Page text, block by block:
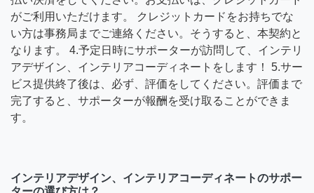
がご利用いただけます。 クレジットカードをお持ちでな
い方は事務局までご連絡ください。そうすると、本契約と
なります。 4.予定日時にサポーターが訪問して、インテリ
アデザイン、インテリアコーディネートをします！ 5.サー
ビス提供終了後は、必ず、評価をしてください。評価まで
完了すると、サポーターが報酬を受け取ることができま
す。
インテリアデザイン、インテリアコーディネートのサポー